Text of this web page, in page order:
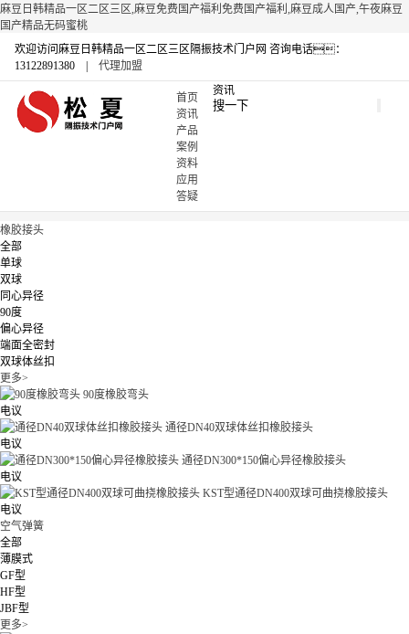
麻豆日韩精品一区二区三区,麻豆免费国产福利免费国产福利,麻豆成人国产,午夜麻豆
国产精品无码蜜桃
欢迎访问麻豆日韩精品一区二区三区隔振技术门户网 咨询电话：
13122891380 | 代理加盟
首页
资讯
产品
案例
资料
应用
答疑
资讯
橡胶接头
全部
单球
双球
同心异径
90度
偏心异径
端面全密封
双球体丝扣
更多>
90度橡胶弯头
电议
通径DN40双球体丝扣橡胶接头
电议
通径DN300*150偏心异径橡胶接头
电议
KST型通径DN400双球可曲挠橡胶接头
电议
空气弹簧
全部
薄膜式
GF型
HF型
JBF型
更多>